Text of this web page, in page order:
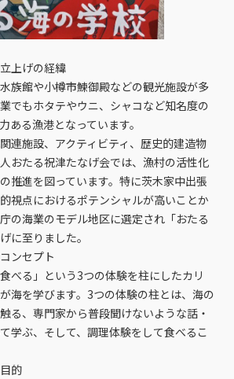
上げの経緯
族館や小樽市鰊御殿などの観光施設が多
でもホタテやウニ、シャコなど知名度の
ある漁港となっています。
連施設、アクティビティ、歴史的建造物
おたる祝津たなげ会では、漁村の活性化
推進を図っています。特に茨木家中出張
視点におけるポテンシャルが高いことか
の海業のモデル地区に選定され「おたる
に至りました。
ンセプト
べる」という3つの体験を柱にしたカリ
海を学びます。3つの体験の柱とは、海の
る、専門家から普段聞けないような話・
学ぶ、そして、調理体験をして食べるこ
的